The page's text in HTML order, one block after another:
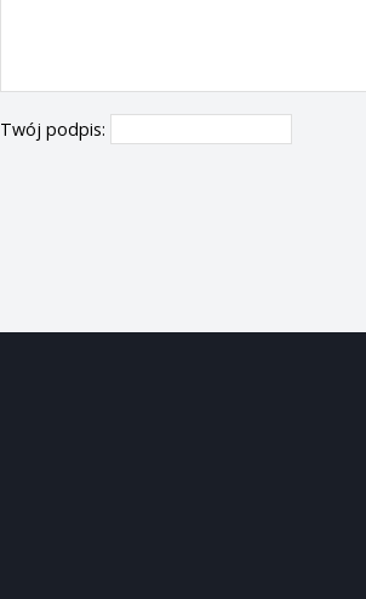
Twój podpis: